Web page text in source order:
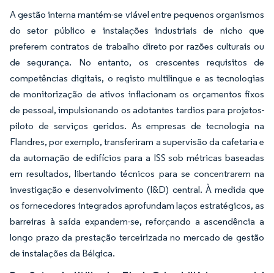
A gestão interna mantém-se viável entre pequenos organismos
do setor público e instalações industriais de nicho que
preferem contratos de trabalho direto por razões culturais ou
de segurança. No entanto, os crescentes requisitos de
competências digitais, o registo multilingue e as tecnologias
de monitorização de ativos inflacionam os orçamentos fixos
de pessoal, impulsionando os adotantes tardios para projetos-
piloto de serviços geridos. As empresas de tecnologia na
Flandres, por exemplo, transferiram a supervisão da cafetaria e
da automação de edifícios para a ISS sob métricas baseadas
em resultados, libertando técnicos para se concentrarem na
investigação e desenvolvimento (I&D) central. À medida que
os fornecedores integrados aprofundam laços estratégicos, as
barreiras à saída expandem-se, reforçando a ascendência a
longo prazo da prestação terceirizada no mercado de gestão
de instalações da Bélgica.